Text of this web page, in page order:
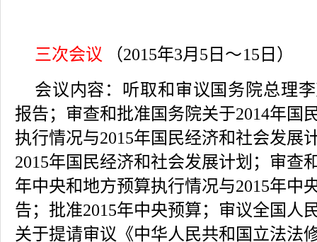
三次会议 （2015年3月5日 ～15日）
会议内容： 听取和审议国务院总理
报告；审查和批准国务院关于2014年国
执行情况与2015年国民经济和社会发展
2015年国民经济和社会发展计划；审查
年中央和地方预算执行情况与2015年中
告；批准2015年中央预算；审议全国人
关于提请审议《中华人民共和国立法法